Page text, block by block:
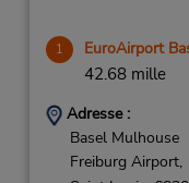
1 EuroAirport
42.68 mille
Adresse :
Basel Mulhouse
Freiburg Airport,